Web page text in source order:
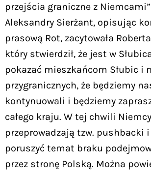
przejścia graniczne z
Aleksandry Sierżant, opisując
prasową Rot, zacytowała
który stwierdził, że jest w
pokazać mieszkańcom Słubic i
przygranicznych, że będziemy
kontynuowali i będziemy
całego kraju. W tej chwili Niemcy
przeprowadzają tzw. pushbacki
poruszyć temat braku
przez stronę Polską. Można